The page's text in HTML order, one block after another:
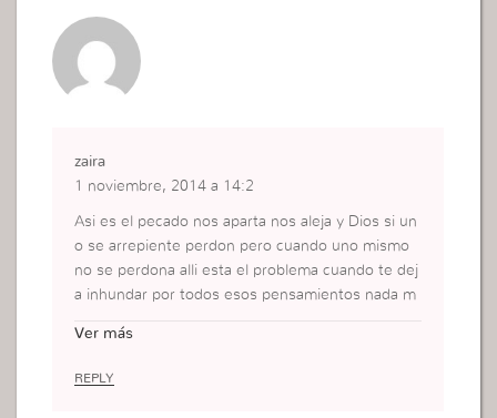
zaira
1 noviembre, 2014 a 14:2
Asi es el pecado nos aparta nos aleja y Dios si un
o se arrepiente perdon pero cuando uno mismo
no se perdona alli esta el problema cuando te dej
a inhundar por todos esos pensamientos nada m
Ver más
REPLY